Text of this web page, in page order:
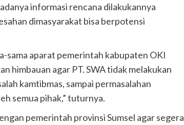
informasi rencana dilakukannya
dimasyarakat bisa berpotensi
sama aparat pemerintah kabupaten OKI
himbauan agar PT. SWA tidak melakukan
kamtibmas, sampai permasalahan
semua pihak,” tuturnya.
pemerintah provinsi Sumsel agar segera